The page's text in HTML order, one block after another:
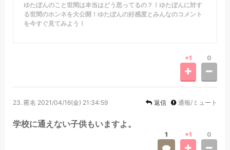
ゆたぼんのこと世間は本当はどう思ってるの？！ゆたぼんに対す
る世間のホンネを大公開！ゆたぼんの好感度とみんなのコメント
を今すぐ見てみよう！
+1 0
23. 匿名 2021/04/16(金) 21:34:59 返信 通報/ミュート
学校に通えない子供もいますよ。
1 +1 0